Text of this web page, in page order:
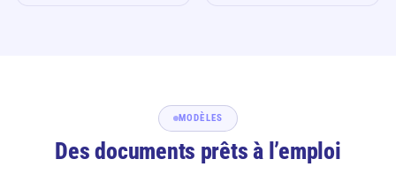
MODÈLES
Des documents prêts à l’emploi